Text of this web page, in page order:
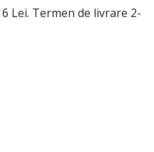
Lei. Termen de livrare 2-